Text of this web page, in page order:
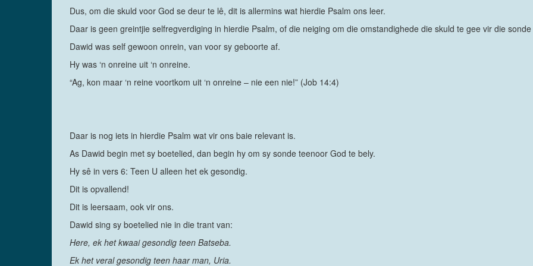
Dus, om die skuld voor God se deur te lê, dit is allermins wat hierdie Psalm ons leer.
Daar is geen greintjie selfregverdiging in hierdie Psalm, of die neiging om die omstandighede die skuld te gee vir die
Dawid was self gewoon onrein, van voor sy geboorte af.
Hy was ‘n onreine uit ‘n onreine.
“Ag, kon maar ‘n reine voortkom uit ‘n onreine – nie een nie!” (Job 14:4)
Daar is nog iets in hierdie Psalm wat vir ons baie relevant is.
As Dawid begin met sy boetelied, dan begin hy om sy sonde teenoor God te bely.
Hy sê in vers 6: Teen U alleen het ek gesondig.
Dit is opvallend!
Dit is leersaam, ook vir ons.
Dawid sing sy boetelied nie in die trant van:
Here, ek het kwaai gesondig teen Batseba.
Ek het veral gesondig teen haar man, Uria.